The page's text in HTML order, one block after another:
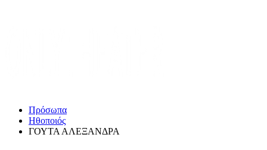
Πρόσωπα
Ηθοποιός
ΓΟΥΤΑ ΑΛΕΞΑΝΔΡΑ